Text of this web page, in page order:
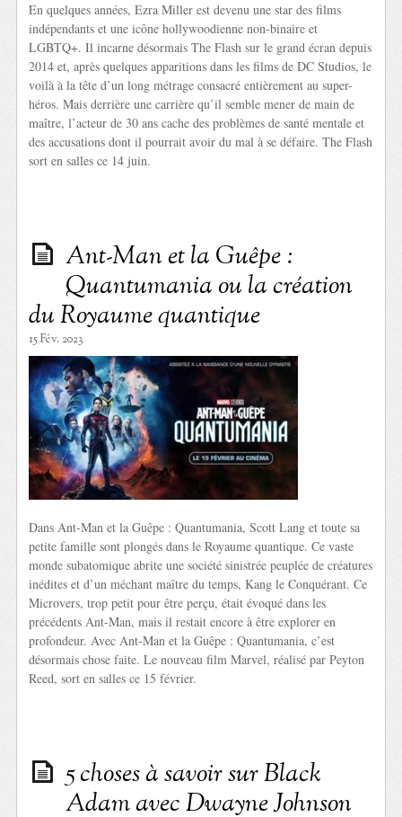
En quelques années, Ezra Miller est devenu une star des films
indépendants et une icône hollywoodienne non-binaire et
LGBTQ+. Il incarne désormais The Flash sur le grand écran depuis
2014 et, après quelques apparitions dans les films de DC Studios, le
voilà à la tête d’un long métrage consacré entièrement au super-
héros. Mais derrière une carrière qu’il semble mener de main de
maître, l’acteur de 30 ans cache des problèmes de santé mentale et
des accusations dont il pourrait avoir du mal à se défaire. The Flash
sort en salles ce 14 juin.
Ant-Man et la Guêpe :
Quantumania ou la création
du Royaume quantique
15 Fév. 2023
Dans Ant-Man et la Guêpe : Quantumania, Scott Lang et toute sa
petite famille sont plongés dans le Royaume quantique. Ce vaste
monde subatomique abrite une société sinistrée peuplée de créatures
inédites et d’un méchant maître du temps, Kang le Conquérant. Ce
Microvers, trop petit pour être perçu, était évoqué dans les
précédents Ant-Man, mais il restait encore à être explorer en
profondeur. Avec Ant-Man et la Guêpe : Quantumania, c’est
désormais chose faite. Le nouveau film Marvel, réalisé par Peyton
Reed, sort en salles ce 15 février.
5 choses à savoir sur Black
Adam avec Dwayne Johnson